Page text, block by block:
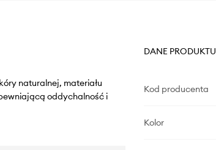
naturalnej, materiału
oddychalność i
DANE PRODUKTU
Kod producenta
Kolor